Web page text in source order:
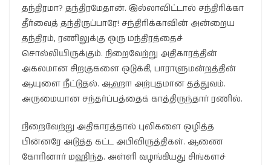
தந்திரமா? தந்திரமேதான். இல்லாவிட்டால் சந்திரிக்கா
தீர்வைத் தந்திருப்பாரே! சந்திரிக்காவின் அன்றைய
தந்திரம், ரணிலுக்கு ஒரு மந்திரத்தைச்
சொல்லியிருக்கும். நிறைவேற்று அதிகாரத்தின்
அகலமான சிறகுகளை ஒடுக்கி, பாராளுமன்றத்தின்
ஆயுளை நீட்டுதல். ஆஹா! அற்புதமான தத்துவம்.
அருமையான சந்தர்ப்பத்தைக் காத்திருந்தார் ரணில்.
நிறைவேற்று அதிகாரத்தால் புலிகளை ஒழித்த
பின்னரே அடுத்த கட்ட அபிவிருத்திகள். ஆணை
கோரினார் மஹிந்த. அள்ளி வழங்கியது சிங்களச்